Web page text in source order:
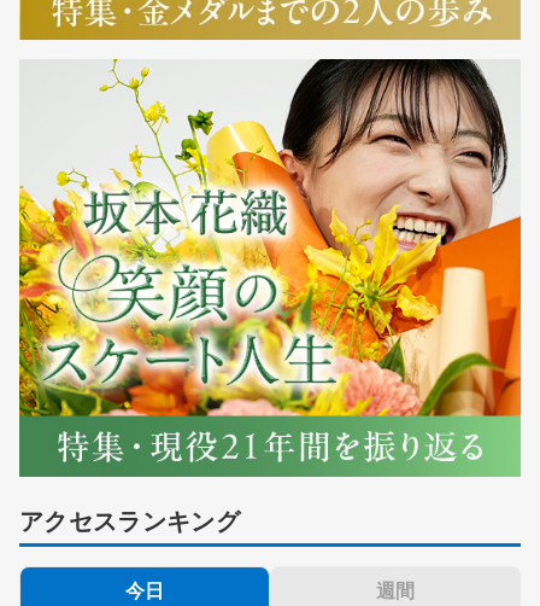
アクセスランキング
今日 週間